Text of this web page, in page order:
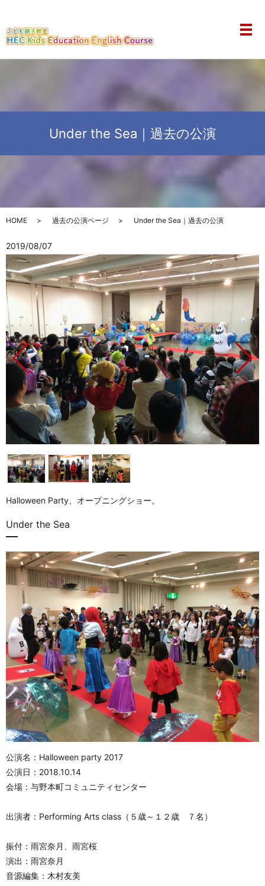
メ
Under the Sea｜過去の公演
HOME 過去の公演ページ Under the Sea｜過去の公演
2019/08/07
Halloween Party、オープニングショー。
Under the Sea
公演名：Halloween party 2017
公演日：2018.10.14
会場：与野本町コミュニティセンター
出演者：Performing Arts class（５歳～１２歳 ７名）
振付：雨宮奈月、雨宮桜
演出：雨宮奈月
音源編集：木村友美